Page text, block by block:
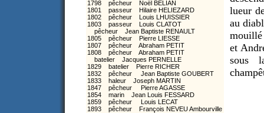
1798 pêcheur Noël BELIAN
1801 passeur Hilaire HELIEZARD
1802 pêcheur Louis LHUISSIER
1803 passeur Louis CLATOT
pêcheur Jean Baptiste RENAULT
1805 pêcheur Pierre LIESSE
1807 pêcheur Abraham PETIT
1808 pêcheur Abraham PETIT
batelier Jacques PERNELLE
1829 batelier Pierre RICHER
1832 pêcheur Jean Baptiste GOUBERT
1833 haleur Joseph MARTIN
1847 pêcheur Pierre AGASSE
1854 marin Jean Louis FESSARD
1859 pêcheur Louis LECAT
1893 pêcheur François NEVEU Ambourville
lueur
au
mouillé
et
sous